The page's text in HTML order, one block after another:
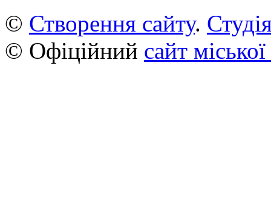
© Створення сайту.
© Офіційний сайт